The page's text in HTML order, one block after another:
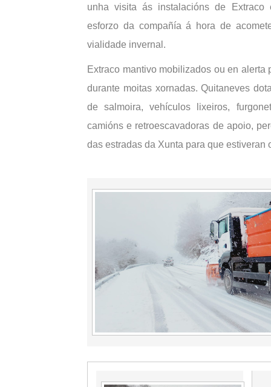
unha visita ás instalacións de Extraco
esforzo da compañía á hora de
vialidade invernal.
Extraco mantivo mobilizados ou en alerta
durante moitas xornadas. Quitaneves
de salmoira, vehículos lixeiros,
camións e retroescavadoras de apoio,
das estradas da Xunta para que estiveran